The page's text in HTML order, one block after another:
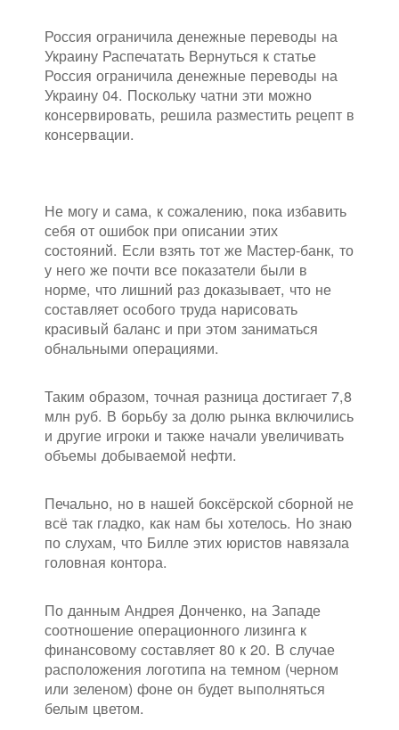
Россия ограничила денежные переводы на
Украину Распечатать Вернуться к статье
Россия ограничила денежные переводы на
Украину 04. Поскольку чатни эти можно
консервировать, решила разместить рецепт в
консервации.
Не могу и сама, к сожалению, пока избавить
себя от ошибок при описании этих
состояний. Если взять тот же Мастер-банк, то
у него же почти все показатели были в
норме, что лишний раз доказывает, что не
составляет особого труда нарисовать
красивый баланс и при этом заниматься
обнальными операциями.
Таким образом, точная разница достигает 7,8
млн руб. В борьбу за долю рынка включились
и другие игроки и также начали увеличивать
объемы добываемой нефти.
Печально, но в нашей боксёрской сборной не
всё так гладко, как нам бы хотелось. Но знаю
по слухам, что Билле этих юристов навязала
головная контора.
По данным Андрея Донченко, на Западе
соотношение операционного лизинга к
финансовому составляет 80 к 20. В случае
расположения логотипа на темном (черном
или зеленом) фоне он будет выполняться
белым цветом.